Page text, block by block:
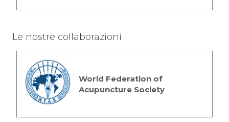
Le nostre collaborazioni
World Federation of
Acupuncture Society